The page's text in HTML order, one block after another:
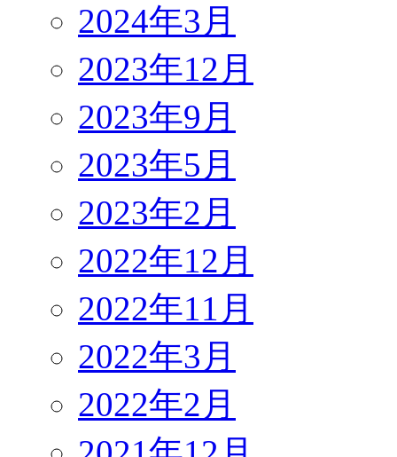
2024年3月
2023年12月
2023年9月
2023年5月
2023年2月
2022年12月
2022年11月
2022年3月
2022年2月